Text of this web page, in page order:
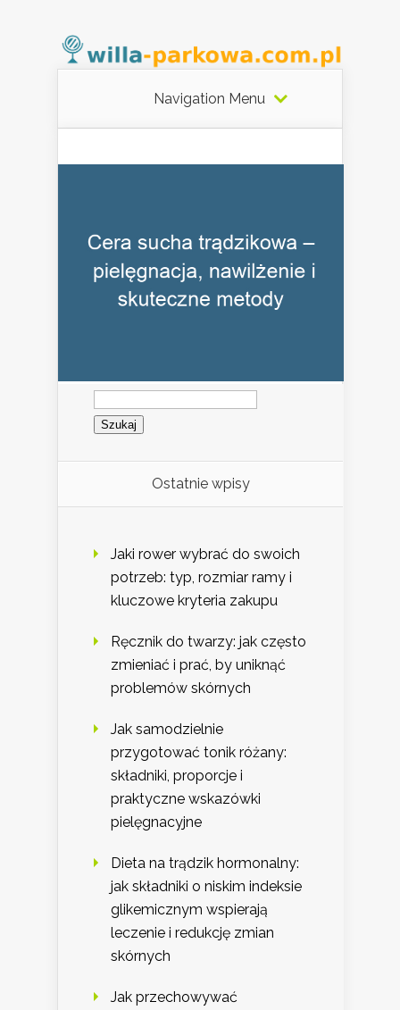
Navigation Menu
Szukaj:
Ostatnie wpisy
Jaki rower wybrać do swoich
potrzeb: typ, rozmiar ramy i
kluczowe kryteria zakupu
Ręcznik do twarzy: jak często
zmieniać i prać, by uniknąć
problemów skórnych
Jak samodzielnie
przygotować tonik różany:
składniki, proporcje i
praktyczne wskazówki
pielęgnacyjne
Dieta na trądzik hormonalny:
jak składniki o niskim indeksie
glikemicznym wspierają
leczenie i redukcję zmian
skórnych
Jak przechowywać